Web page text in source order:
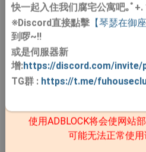
快一起入住我们腐宅公寓吧｡ﾟ+.
※Discord直接點擊【琴瑟在御
到啰~!!
或是伺服器新
增:https://discord.com/invite/
TG群: https://t.me/
使用ADBLOCK将会使网站
可能无法正常使